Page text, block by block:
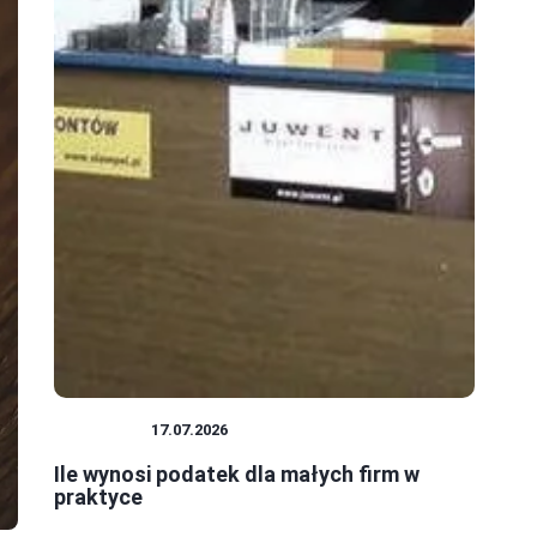
17.07.2026
Ile wynosi podatek dla małych firm w
praktyce